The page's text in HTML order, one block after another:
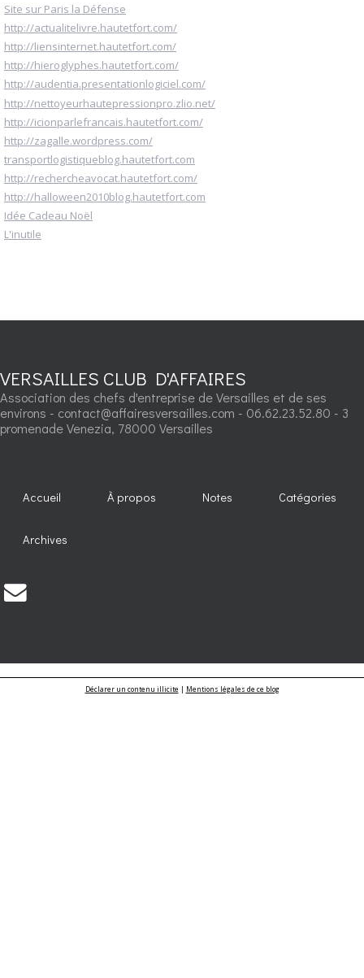
Site sur Paris la Défense
http://actualitelivre.hautetfort.com/
http://liensinternet.hautetfort.com/
http://hieroglyphes.hautetfort.com/
http://audentia.presentationlogiciel.com/
http://nettoyeurhautepressionpro.zlio.net/
http://icionparlefrancais.hautetfort.com/
http://zagalle.wordpress.com/
transportlogistiqueblog.hautetfort.com
http://rechercheavocat.hautetfort.com/
http://halloween2010blog.hautetfort.com
Idée Cadeau Noël
L'inutile
VERSAILLES CLUB D'AFFAIRES
Association des chefs d'entreprise de Versailles et de ses
environs - contact@affairesversailles.com - 06.62.23.52.80 - 3
promenade Venezia, 78000 Versailles
Accueil À propos Notes Catégories
Archives
Déclarer un contenu illicite| Mentions légales de ce blog